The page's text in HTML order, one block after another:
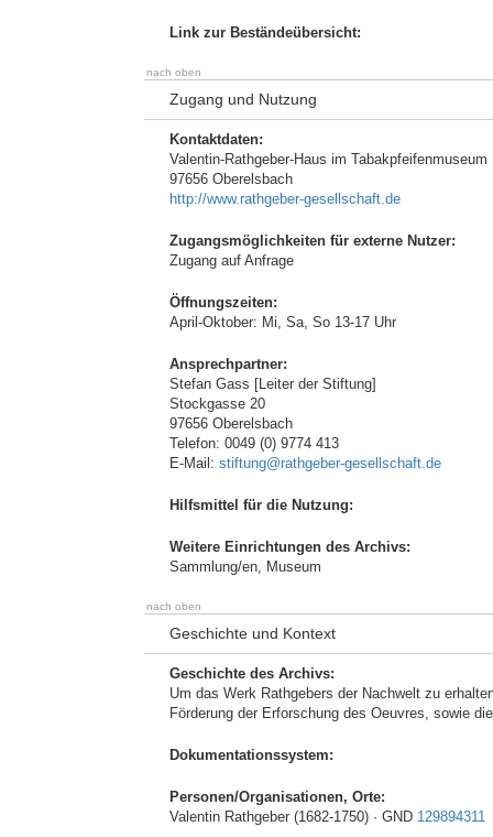
Link zur Beständeübersicht:
nach oben
Zugang und Nutzung
Kontaktdaten:
Valentin-Rathgeber-Haus im Tabakpfeifenmuseum
97656 Oberelsbach
http://www.rathgeber-gesellschaft.de
Zugangsmöglichkeiten für externe Nutzer:
Zugang auf Anfrage
Öffnungszeiten:
April-Oktober: Mi, Sa, So 13-17 Uhr
Ansprechpartner:
Stefan Gass [Leiter der Stiftung]
Stockgasse 20
97656 Oberelsbach
Telefon: 0049 (0) 9774 413
E-Mail: stiftung@rathgeber-gesellschaft.de
Hilfsmittel für die Nutzung:
Weitere Einrichtungen des Archivs:
Sammlung/en, Museum
nach oben
Geschichte und Kontext
Geschichte des Archivs:
Um das Werk Rathgebers der Nachwelt zu
Förderung der Erforschung des Oeuvres, sowie
Dokumentationssystem:
Personen/Organisationen, Orte:
Valentin Rathgeber (1682-1750) · GND 129894311